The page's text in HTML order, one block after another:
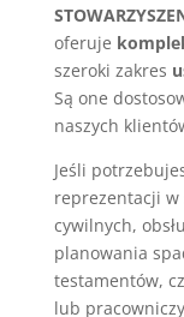
oferuje
szeroki zakres
Są one
naszych
Jeśli
reprezentacji
cywilnych,
planowania
testamentów,
lub